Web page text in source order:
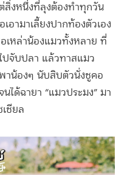
สิ่งหนึ่งที่ลุงต้องทำทุกวัน
อามาเลี้ยงปากท้องตัวเอง
เหล่าน้องแมวทั้งหลาย ที่
ไปจับปลา แล้วทาสแมว
พาน้องๆ นับสิบตัวนั่งชูคอ
ได้ฉายา “แมวประมง” มา
เชียล